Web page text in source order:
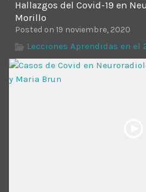
Hallazgos del Covid-19 en
Morillo
Posted on 19 noviembre, 2020
Lecciones Aprendidas en el